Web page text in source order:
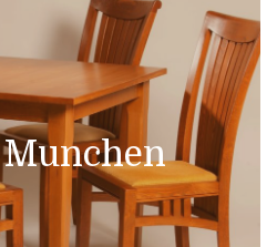
Munchen